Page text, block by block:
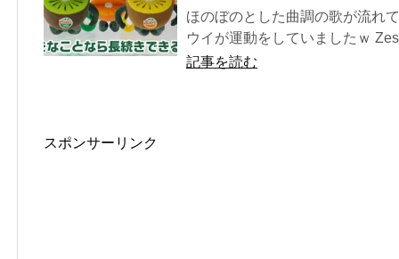
ほのぼのとした曲調の歌が流れ
ウイが運動をしていましたｗ
記事を読む
スポンサーリンク